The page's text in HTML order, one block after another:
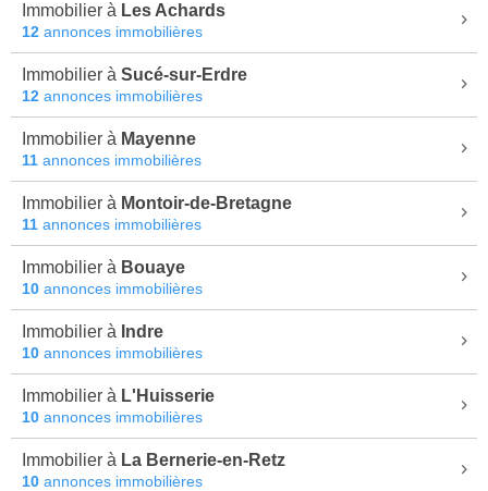
Immobilier à Les Achards
12 annonces immobilières
Immobilier à Sucé-sur-Erdre
12 annonces immobilières
Immobilier à Mayenne
11 annonces immobilières
Immobilier à Montoir-de-Bretagne
11 annonces immobilières
Immobilier à Bouaye
10 annonces immobilières
Immobilier à Indre
10 annonces immobilières
Immobilier à L'Huisserie
10 annonces immobilières
Immobilier à La Bernerie-en-Retz
10 annonces immobilières